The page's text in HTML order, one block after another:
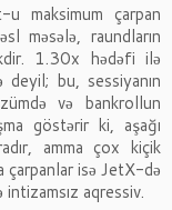
maksimum çarpan
məsələ, raundların
1.30x hədəfi ilə
bu, sessiyanın
və bankrollun
göstərir ki, aşağı
amma çox kiçik
çarpanlar isə JetX-də
aqressiv.